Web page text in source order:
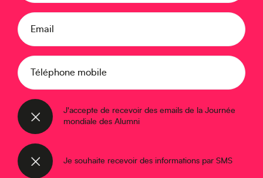
Email
Téléphone mobile
J'accepte de recevoir des emails de la Journée
mondiale des Alumni
Je souhaite recevoir des informations par SMS
Moyen-Orient